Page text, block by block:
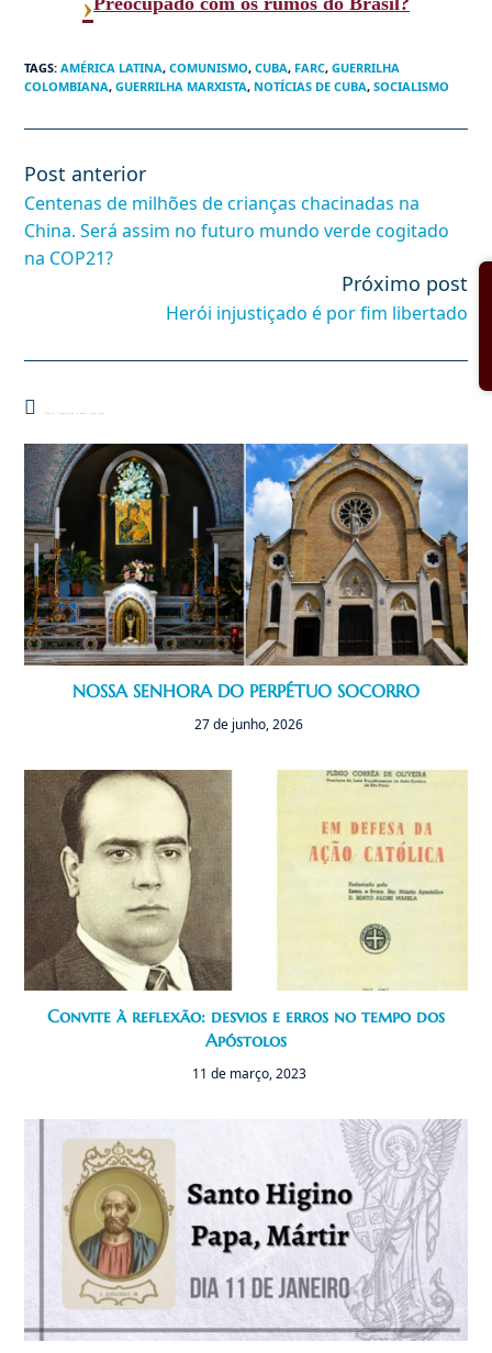
TAGS:AMÉRICA LATINA, COMUNISMO, CUBA, FARC, GUERRILHA
COLOMBIANA, GUERRILHA MARXISTA, NOTÍCIAS DE CUBA, SOCIALISMO
Leia
mais
artigos
Post anterior
Centenas de milhões de crianças chacinadas na
China. Será assim no futuro mundo verde cogitado
na COP21?
Próximo post
Herói injustiçado é por fim libertado
Você também pode gostar
NOSSA SENHORA DO PERPÉTUO SOCORRO
27 de junho, 2026
Convite à reflexão: desvios e erros no tempo dos
Apóstolos
11 de março, 2023